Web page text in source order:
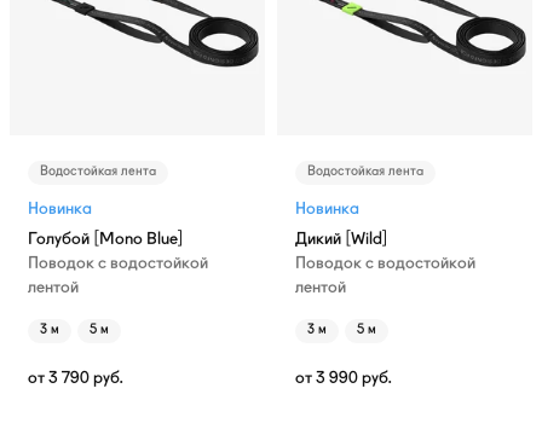
Водостойкая лента
Новинка
Голубой [Mono Blue]
Поводок с водостойкой
лентой
3 м 5 м
от 3 790 руб.
Водостойкая лента
Новинка
Дикий [Wild]
Поводок с водостойкой
лентой
3 м 5 м
от 3 990 руб.